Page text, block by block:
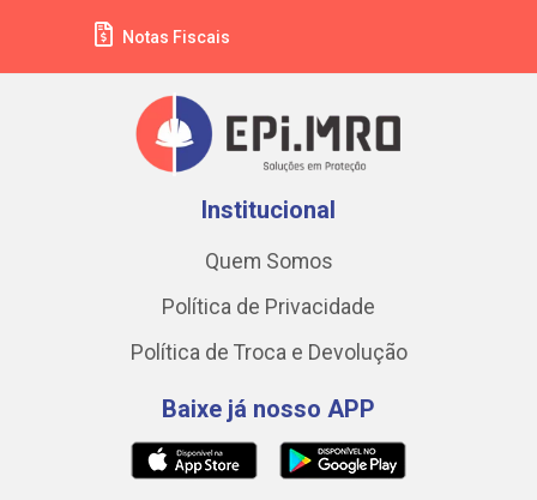
Notas Fiscais
Institucional
Quem Somos
Política de Privacidade
Política de Troca e Devolução
Baixe já nosso APP